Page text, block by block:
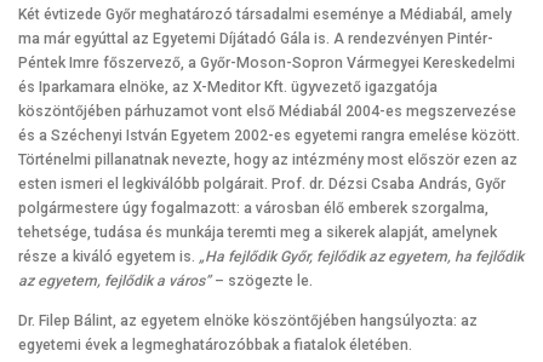
Két évtizede Győr meghatározó társadalmi eseménye a Médiabál, amely
ma már egyúttal az Egyetemi Díjátadó Gála is. A rendezvényen Pintér-
Péntek Imre főszervező, a Győr-Moson-Sopron Vármegyei Kereskedelmi
és Iparkamara elnöke, az X-Meditor Kft. ügyvezető igazgatója
köszöntőjében párhuzamot vont első Médiabál 2004-es megszervezése
és a Széchenyi István Egyetem 2002-es egyetemi rangra emelése között.
Történelmi pillanatnak nevezte, hogy az intézmény most először ezen az
esten ismeri el legkiválóbb polgárait. Prof. dr. Dézsi Csaba András, Győr
polgármestere úgy fogalmazott: a városban élő emberek szorgalma,
tehetsége, tudása és munkája teremti meg a sikerek alapját, amelynek
része a kiváló egyetem is. „Ha fejlődik Győr, fejlődik az egyetem, ha fejlődik
az egyetem, fejlődik a város”– szögezte le.
Dr. Filep Bálint, az egyetem elnöke köszöntőjében hangsúlyozta: az
egyetemi évek a legmeghatározóbbak a fiatalok életében.